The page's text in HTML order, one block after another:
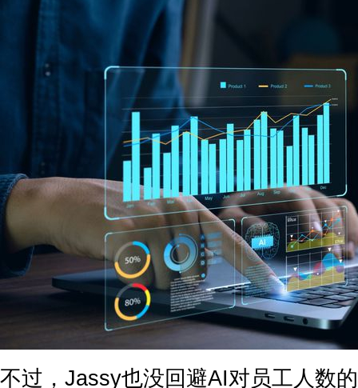
不过，Jassy也没回避AI对员工人数